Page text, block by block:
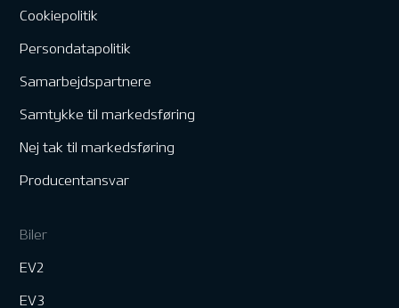
Cookiepolitik
Persondatapolitik
Samarbejdspartnere
Samtykke til markedsføring
Nej tak til markedsføring
Producentansvar
Biler
EV2
EV3